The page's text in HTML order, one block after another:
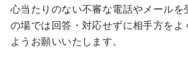
心当たりのない不審な電話やメールを
の場では回答・対応せずに相手方をよ
ようお願いいたします。